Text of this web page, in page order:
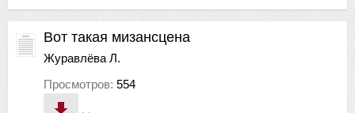
Вот такая мизансцена
Журавлёва Л.
Просмотров: 554